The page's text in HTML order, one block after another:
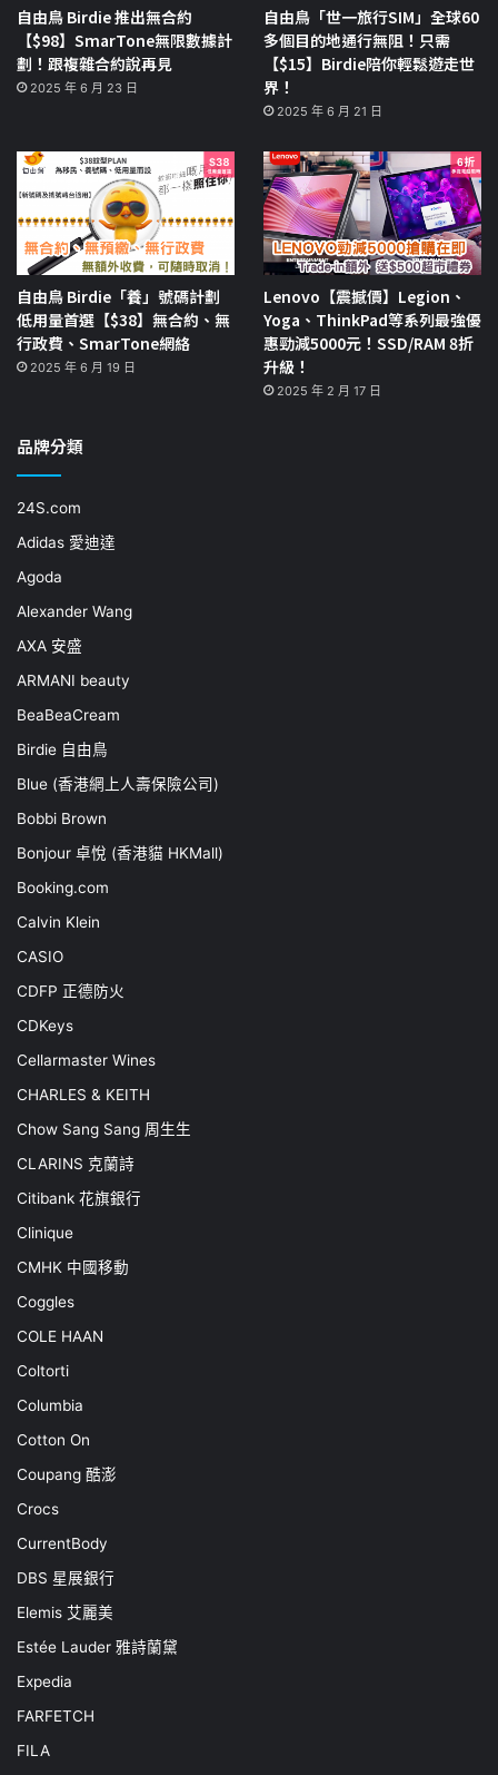
自由鳥 Birdie 推出無合約
【$98】SmarTone無限數據計
劃！跟複雜合約說再見
2025 年 6 月 23 日
自由鳥「世一旅行SIM」全球60
多個目的地通行無阻！只需
【$15】Birdie陪你輕鬆遊走世
界！
2025 年 6 月 21 日
自由鳥 Birdie「養」號碼計劃
低用量首選【$38】無合約、無
行政費、SmarTone網絡
2025 年 6 月 19 日
Lenovo【震撼價】Legion、
Yoga、ThinkPad等系列最強優
惠勁減5000元！SSD/RAM 8折
升級！
2025 年 2 月 17 日
品牌分類
24S.com
Adidas 愛迪達
Agoda
Alexander Wang
AXA 安盛
ARMANI beauty
BeaBeaCream
Birdie 自由鳥
Blue (香港網上人壽保險公司)
Bobbi Brown
Bonjour 卓悅 (香港貓 HKMall)
Booking.com
Calvin Klein
CASIO
CDFP 正德防火
CDKeys
Cellarmaster Wines
CHARLES & KEITH
Chow Sang Sang 周生生
CLARINS 克蘭詩
Citibank 花旗銀行
Clinique
CMHK 中國移動
Coggles
COLE HAAN
Coltorti
Columbia
Cotton On
Coupang 酷澎
Crocs
CurrentBody
DBS 星展銀行
Elemis 艾麗美
Estée Lauder 雅詩蘭黛
Expedia
FARFETCH
FILA